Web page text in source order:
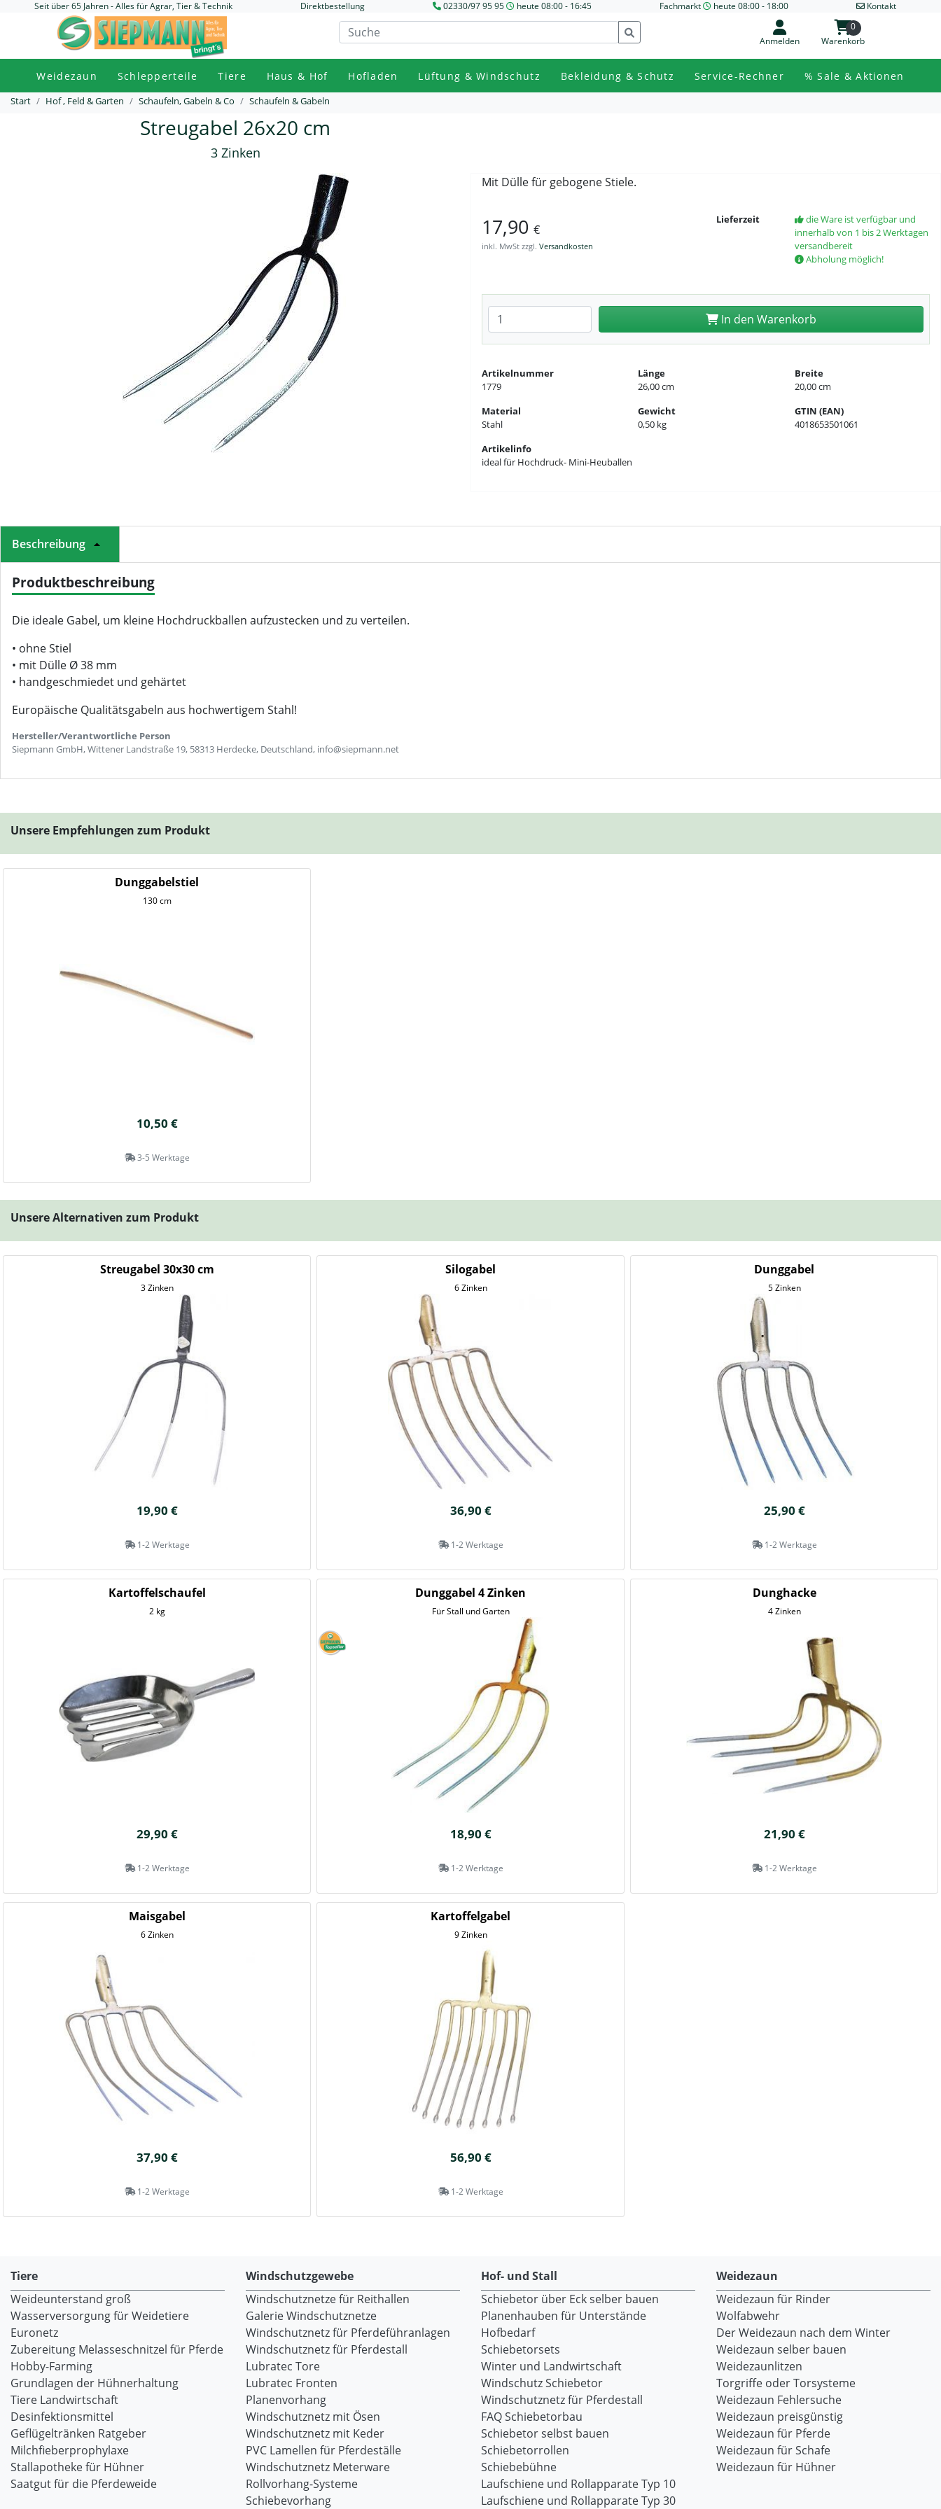
Seit über 65 Jahren - Alles für Agrar, Tier & Technik Direktbestellung 02330/97 95 95 heute 08:00 - 16:45 Fachmarkt heute 08:00 - 18:00 Kontakt
Anmelden Warenkorb
0
Weidezaun Schlepperteile Tiere Haus & Hof Hofladen Lüftung & Windschutz Bekleidung & Schutz Service-Rechner % Sale & Aktionen
Start Hof , Feld & Garten Schaufeln, Gabeln & Co Schaufeln & Gabeln
Streugabel 26x20 cm
3 Zinken
Mit Dülle für gebogene Stiele.
17,90 €
inkl. MwSt zzgl. Versandkosten
Lieferzeit
die Ware ist verfügbar und
innerhalb von 1 bis 2 Werktagen
versandbereit
Abholung möglich!
Anzahl eingeben In den Warenkorb
Artikelnummer
1779
Länge
26,00 cm
Breite
20,00 cm
Material
Stahl
Gewicht
0,50 kg
GTIN (EAN)
4018653501061
Artikelinfo
ideal für Hochdruck- Mini-Heuballen
Beschreibung
Produktbeschreibung
Die ideale Gabel, um kleine Hochdruckballen aufzustecken und zu verteilen.
• ohne Stiel
• mit Dülle Ø 38 mm
• handgeschmiedet und gehärtet
Europäische Qualitätsgabeln aus hochwertigem Stahl!
Hersteller/Verantwortliche Person
Siepmann GmbH, Wittener Landstraße 19, 58313 Herdecke, Deutschland, info@siepmann.net
Unsere Empfehlungen zum Produkt
Dunggabelstiel
130 cm
10,50 €
3-5 Werktage
Unsere Alternativen zum Produkt
Streugabel 30x30 cm
3 Zinken
19,90 €
1-2 Werktage
Silogabel
6 Zinken
36,90 €
1-2 Werktage
Dunggabel
5 Zinken
25,90 €
1-2 Werktage
Kartoffelschaufel
2 kg
29,90 €
1-2 Werktage
Dunggabel 4 Zinken
Für Stall und Garten
18,90 €
1-2 Werktage
Dunghacke
4 Zinken
21,90 €
1-2 Werktage
Maisgabel
6 Zinken
37,90 €
1-2 Werktage
Kartoffelgabel
9 Zinken
56,90 €
1-2 Werktage
Tiere
Weideunterstand groß
Wasserversorgung für Weidetiere
Euronetz
Zubereitung Melasseschnitzel für Pferde
Hobby-Farming
Grundlagen der Hühnerhaltung
Tiere Landwirtschaft
Desinfektionsmittel
Geflügeltränken Ratgeber
Milchfieberprophylaxe
Stallapotheke für Hühner
Saatgut für die Pferdeweide
Windschutzgewebe
Windschutznetze für Reithallen
Galerie Windschutznetze
Windschutznetz für Pferdeführanlagen
Windschutznetz für Pferdestall
Lubratec Tore
Lubratec Fronten
Planenvorhang
Windschutznetz mit Ösen
Windschutznetz mit Keder
PVC Lamellen für Pferdeställe
Windschutznetz Meterware
Rollvorhang-Systeme
Schiebevorhang
Hof- und Stall
Schiebetor über Eck selber bauen
Planenhauben für Unterstände
Hofbedarf
Schiebetorsets
Winter und Landwirtschaft
Windschutz Schiebetor
Windschutznetz für Pferdestall
FAQ Schiebetorbau
Schiebetor selbst bauen
Schiebetorrollen
Schiebebühne
Laufschiene und Rollapparate Typ 10
Laufschiene und Rollapparate Typ 30
Weidezaun
Weidezaun für Rinder
Wolfabwehr
Der Weidezaun nach dem Winter
Weidezaun selber bauen
Weidezaunlitzen
Torgriffe oder Torsysteme
Weidezaun Fehlersuche
Weidezaun preisgünstig
Weidezaun für Pferde
Weidezaun für Schafe
Weidezaun für Hühner